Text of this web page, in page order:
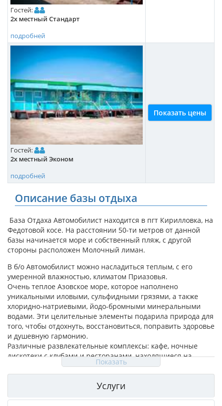
Гостей:
2х местный Стандарт
подробней
Гостей:
2х местный Эконом
подробней
Показать цены
Описание базы отдыха
База Отдаха Автомобилист находится в пгт Кирилловка, на
Федотовой косе. На расстоянии 50-ти метров от данной
базы начинается море и собственный пляж, с другой
стороны расположен Молочный лиман.
В б/о Автомобилист можно насладиться теплым, с его
умеренной влажностью, климатом Приазовья.
Очень теплое Азовское море, которое наполнено
уникальными иловыми, сульфидными грязями, а также
хлоридно-натриевыми, йодо-бромными минеральными
водами. Эти целительные элементы подарила природа для
того, чтобы отдохнуть, восстановиться, поправить здоровье
и душевную гармонию.
Различные развлекательные комплексы: кафе, ночные
дискотеки с клубами и ресторанами, находящиеся на
Федотовой косе, дадут возможность весело провести время
молодежной компании. Помимо теплого моря, отличного
загара, у вас будет масса положительных эмоций.
Мы предлагаем разместиться в домиках, имеющих в
Показать
Услуги